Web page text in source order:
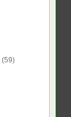
(59)